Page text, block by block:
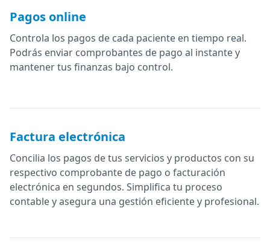
Pagos online
Controla los pagos de cada paciente en tiempo real.
Podrás enviar comprobantes de pago al instante y
mantener tus finanzas bajo control.
Factura electrónica
Concilia los pagos de tus servicios y productos con su
respectivo comprobante de pago o facturación
electrónica en segundos. Simplifica tu proceso
contable y asegura una gestión eficiente y profesional.